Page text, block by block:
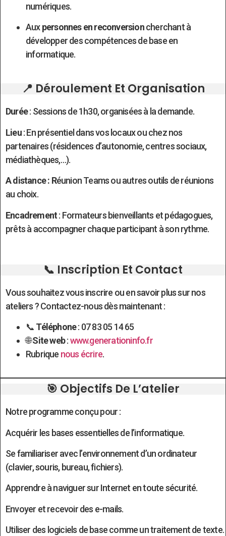
numériques.
Auxpersonnes en reconversioncherchant à
développer des compétences de base en
informatique.
📍 Déroulement Et Organisation
Durée: Sessions de 1h30, organisées à la demande.
Lieu: En présentiel dans vos locaux ou chez nos
partenaires (résidences d’autonomie, centres sociaux,
médiathèques,…).
A distance : Réunion Teams ou autres outils de réunions
au choix.
Encadrement: Formateurs bienveillants et pédagogues,
prêts à accompagner chaque participant à son rythme.
📞 Inscription Et Contact
Vous souhaitez vous inscrire ou en savoir plus sur nos
ateliers ? Contactez-nous dès maintenant :
📞 Téléphone: 07 83 05 14 65
🌐Site web:www.generationinfo.fr
Rubrique nous écrire.
🎯 Objectifs De L’atelier
Notre programme conçu pour :
Acquérir les bases essentielles de l’informatique.
Se familiariser avec l’environnement d’un ordinateur
(clavier, souris, bureau, fichiers).
Apprendre à naviguer sur Internet en toute sécurité.
Envoyer et recevoir des e-mails.
Utiliser des logiciels de base comme un traitement de texte.